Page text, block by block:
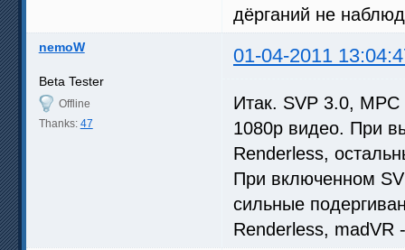
дёрганий не
nemoW 01-04-2011
Beta Tester
Offline
Thanks: 47
Итак. SVP 3.0,
1080p видео. При
Renderless,
При включенном
сильные
Renderless, madVR